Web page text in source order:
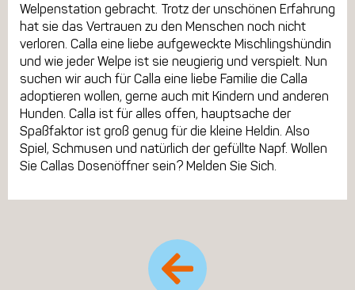
Welpenstation gebracht. Trotz der unschönen Erfahrung
hat sie das Vertrauen zu den Menschen noch nicht
verloren. Calla eine liebe aufgeweckte Mischlingshündin
und wie jeder Welpe ist sie neugierig und verspielt. Nun
suchen wir auch für Calla eine liebe Familie die Calla
adoptieren wollen, gerne auch mit Kindern und anderen
Hunden. Calla ist für alles offen, hauptsache der
Spaßfaktor ist groß genug für die kleine Heldin. Also
Spiel, Schmusen und natürlich der gefüllte Napf. Wollen
Sie Callas Dosenöffner sein? Melden Sie Sich.